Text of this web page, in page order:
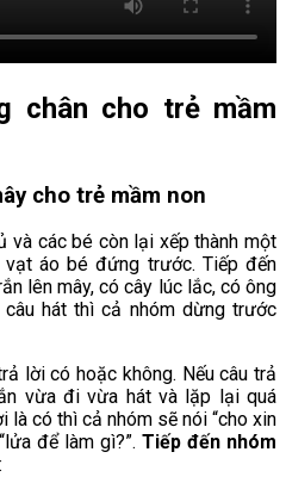
chân cho trẻ mầm
cho trẻ mầm non
và các bé còn lại xếp thành một
áo bé đứng trước. Tiếp đến
lên mây, có cây lúc lắc, có ông
câu hát thì cả nhóm dừng trước
lời có hoặc không. Nếu câu trả
vừa đi vừa hát và lặp lại quá
là có thì cả nhóm sẽ nói “cho xin
để làm gì?”. Tiếp đến nhóm
: